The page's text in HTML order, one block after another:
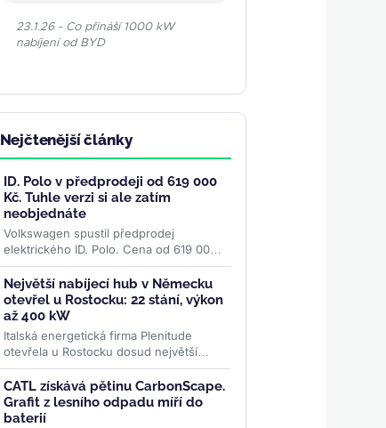
23.1.26 - Co přináší 1000 kW
nabíjení od BYD
Nejčtenější články
ID. Polo v předprodeji od 619 000
Kč. Tuhle verzi si ale zatím
neobjednáte
Volkswagen spustil předprodej
elektrického ID. Polo. Cena od 619 000
Kč patří verzi Trend, kterou ceník sám
označuje jako „již brzy"....>>
Největší nabíjecí hub v Německu
otevřel u Rostocku: 22 stání, výkon
až 400 kW
Italská energetická firma Plenitude
otevřela u Rostocku dosud největší
nabíjecí hub v Německu. Komplex v
Mönchhagenu nabídne 22...>>
CATL získává pětinu CarbonScape.
Grafit z lesního odpadu míří do
baterií